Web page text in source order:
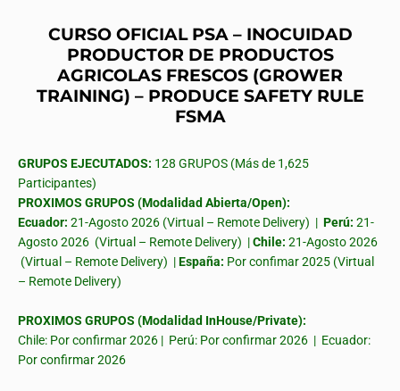
CURSO OFICIAL PSA – INOCUIDAD
PRODUCTOR DE PRODUCTOS
AGRICOLAS FRESCOS (GROWER
TRAINING) – PRODUCE SAFETY RULE
FSMA
GRUPOS EJECUTADOS: 128 GRUPOS (Más de 1,625
Participantes)
PROXIMOS GRUPOS (Modalidad Abierta/Open):
Ecuador: 21-Agosto 2026 (Virtual – Remote Delivery) | Perú: 21-
Agosto 2026 (Virtual – Remote Delivery) |Chile: 21-Agosto 2026
(Virtual – Remote Delivery) |España: Por confimar 2025 (Virtual
– Remote Delivery)
PROXIMOS GRUPOS (Modalidad InHouse/Private):
Chile: Por confirmar 2026 | Perú: Por confirmar 2026 | Ecuador:
Por confirmar 2026